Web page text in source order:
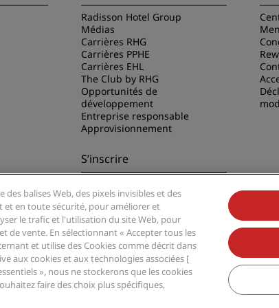
Radisson Hotel Group
Médias
Carrières RHG
Carrières PPHE
Carrières EHL
The Club by RHG
Opportunités de
développement
Entreprise responsable
Approvisionnement
Hotels
S’inscrire
offres les plus populaires
Radisson, Radisson RED, Radisson Blu, Radisson Collection,
Hotel Group.
des balises Web, des pixels invisibles et des
et en toute sécurité, pour améliorer et
le trafic et l'utilisation du site Web, pour
vente. En sélectionnant « Accepter tous les
et utilise des Cookies comme décrit dans
aux cookies et aux technologies associées [
», nous ne stockerons que les cookies
faire des choix plus spécifiques,